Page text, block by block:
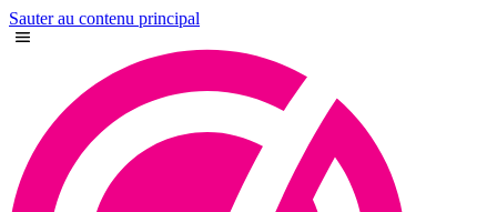
Sauter au contenu principal